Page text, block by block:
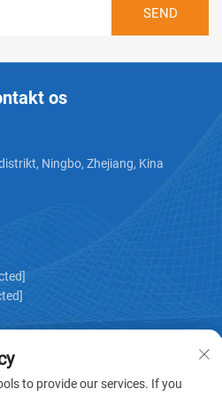
os
Ningbo, Zhejiang, Kina
to provide our services. If you